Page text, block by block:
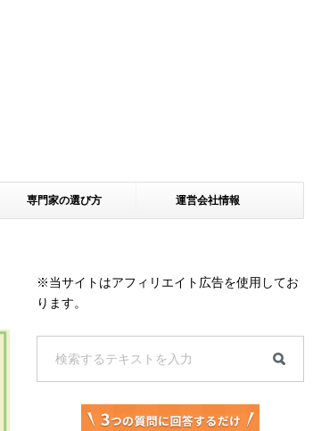
専門家の選び方 運営会社情報
※当サイトはアフィリエイト広告を使用してお
ります。